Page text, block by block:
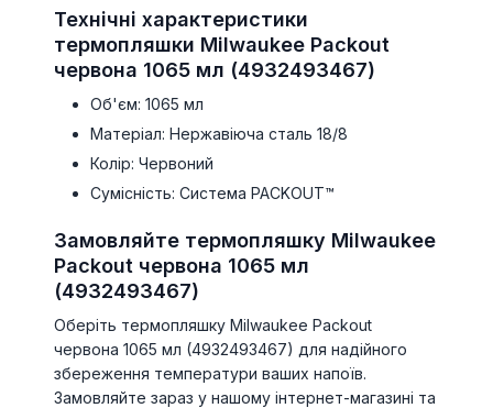
Технічні характеристики
термопляшки Milwaukee Packout
червона 1065 мл (4932493467)
Об'єм: 1065 мл
Матеріал: Нержавіюча сталь 18/8
Колір: Червоний
Сумісність: Система PACKOUT™
Замовляйте термопляшку Milwaukee
Packout червона 1065 мл
(4932493467)
Оберіть термопляшку Milwaukee Packout
червона 1065 мл (4932493467) для надійного
збереження температури ваших напоїв.
Замовляйте зараз у нашому інтернет-магазині та